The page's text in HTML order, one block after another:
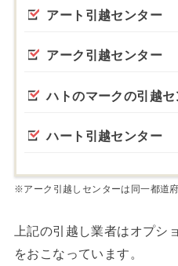
アート引越センター
アーク引越センター
ハトのマークの引越セ
ハート引越センター
※アーク引越しセンターは同一都道
上記の引越し業者はオプシ
をおこなっています。